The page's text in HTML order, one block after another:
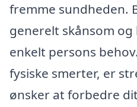
fremme sundheden.
generelt skånsom
enkelt persons
fysiske smerter, er
ønsker at forbedre